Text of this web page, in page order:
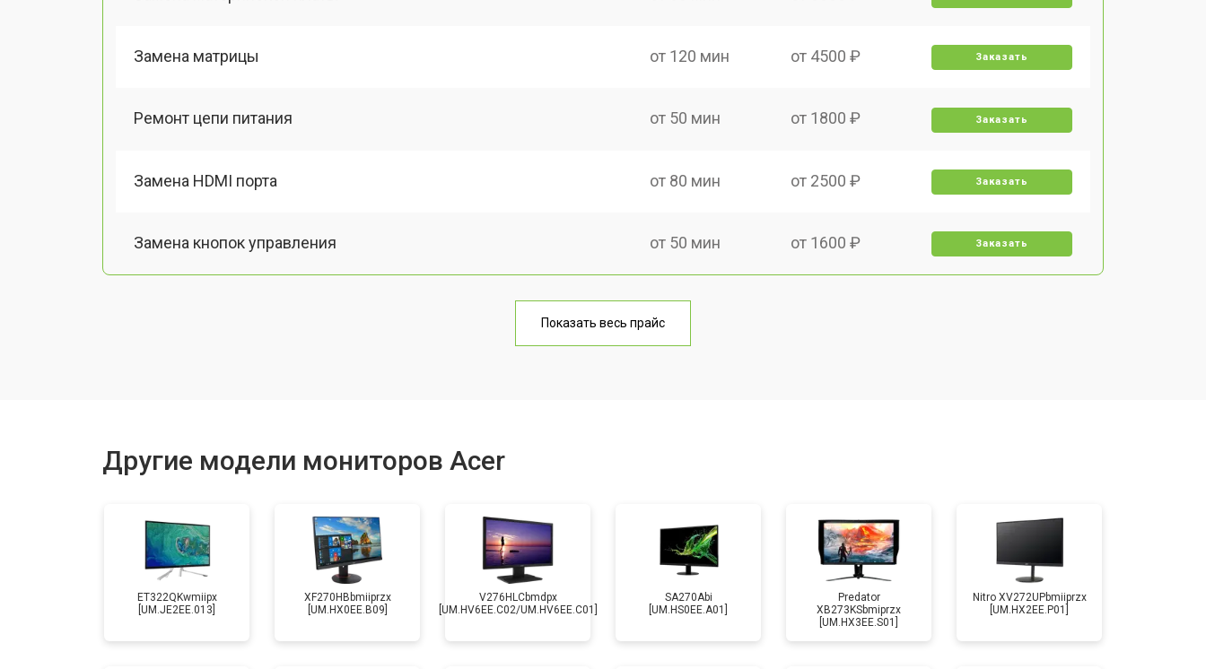
Замена матрицы от 120 мин от 4500 ₽ Заказать
Ремонт цепи питания от 50 мин от 1800 ₽ Заказать
Замена HDMI порта от 80 мин от 2500 ₽ Заказать
Замена кнопок управления от 50 мин от 1600 ₽ Заказать
от 80 мин
Показать весь прайс
Другие модели мониторов Acer
ET322QKwmiipx
[UM.JE2EE.013]
XF270HBbmiiprzx
[UM.HX0EE.B09]
V276HLCbmdpx
[UM.HV6EE.C02/UM.HV6EE.C01]
SA270Abi
[UM.HS0EE.A01]
Predator
XB273KSbmiprzx
[UM.HX3EE.S01]
Nitro XV272UPbmiiprzx
[UM.HX2EE.P01]